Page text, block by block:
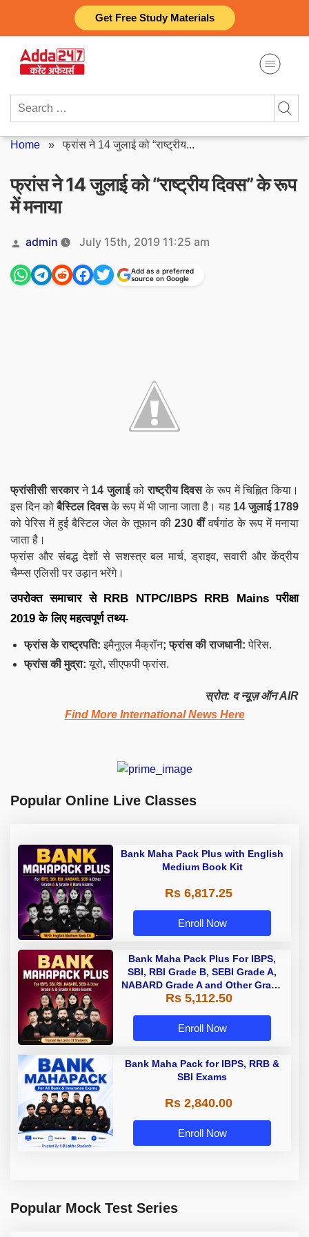
Get Free Study Materials
content
Search
Home »फ्रांस ने 14 जुलाई को “राष्ट्रीय...
फ्रांस ने 14 जुलाई को “राष्ट्रीय दिवस” के रूप
में मनाया
Posted
by
admin July 15th, 2019 11:25 am
Add as a preferred
source on Google
फ्रांसीसी सरकारने 14 जुलाईकोराष्ट्रीय दिवसके रूप में चिह्नित किया।
इस दिन कोबैस्टिल दिवसके रूप में भी जाना जाता है। यह 14 जुलाई 1789
को पेरिस में हुई बैस्टिल जेल के तूफान की 230 वींवर्षगांठ के रूप में मनाया
जाता है।
फ्रांस और संबद्ध देशों से सशस्त्र बल मार्च, ड्राइव, सवारी और केंद्रीय
चैम्प्स एलिसी पर उड़ान भरेंगे।
उपरोक्त समाचार से RRB NTPC/IBPS RRB Mains परीक्षा
2019 के लिए महत्वपूर्ण तथ्य-
फ्रांस के राष्ट्रपति:इमैनुएल मैक्रॉन; फ्रांस की राजधानी:पेरिस.
फ्रांस की मुद्रा:यूरो,सीएफपी फ्रांस.
स्रोत: द न्यूज़ ऑन AIR
Find More International News Here
Popular Online Live Classes
Bank Maha Pack Plus with English
Medium Book Kit
Rs 6,817.25
Enroll Now
Bank Maha Pack Plus For IBPS,
SBI, RBI Grade B, SEBI Grade A,
NABARD Grade A and Other Grade
A & Grade B Bank Exams
Rs 5,112.50
Enroll Now
Bank Maha Pack for IBPS, RRB &
SBI Exams
Rs 2,840.00
Enroll Now
Popular Mock Test Series